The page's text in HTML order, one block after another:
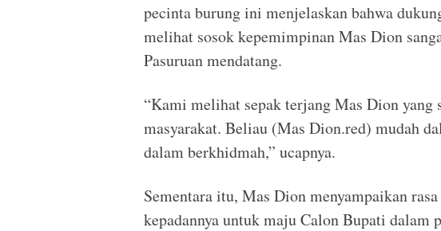
pecinta burung ini menjelaskan bahwa
melihat sosok kepemimpinan Mas Dion
Pasuruan mendatang.
“Kami melihat sepak terjang Mas Dion yang
masyarakat. Beliau (Mas Dion.red) mudah
dalam berkhidmah,” ucapnya.
Sementara itu, Mas Dion menyampaikan
kepadannya untuk maju Calon Bupati dalam